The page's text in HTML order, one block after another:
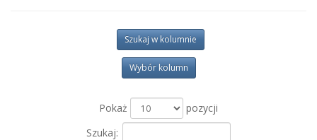
Szukaj w kolumnie
Wybór kolumn
Pokaż
pozycji
Szukaj: